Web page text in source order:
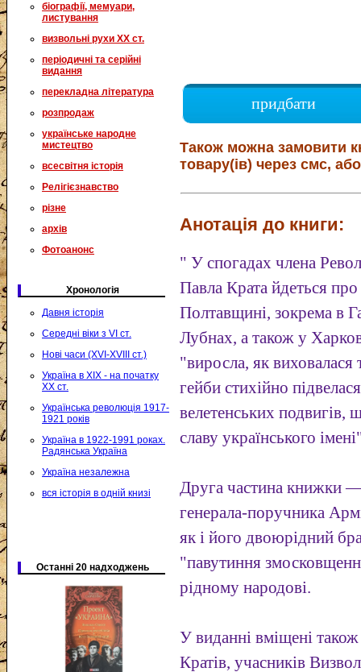
біографії, мемуари,
листування
визвольні рухи XX ст.
періодичні та серійні
видання
перекладна література
розпродаж
українське народне
мистецтво
всесвітня історія
Релігієзнавство
різне
архів
Фотоанонс
Хронологія
Давня історія
Середні віки з VI ст.
Нові часи (XVI-XVIII ст.)
Україна в XIX - на початку
XX ст.
Українська революція 1917-
1921 років
Україна в 1922-1991 роках.
Радянська Україна
Україна незалежна
вся історія в одній книзі
Останні 20 надходжень
придбати
Також можна замовити
товару(ів) через смс,
Анотація до книги:
" У спогадах члена
Павла Крата йдеться про
Полтавщині, зокрема в
Лубнах, а також у
"виросла, як виховалася
гейби стихійно
велетенських подвигів,
славу українського
Друга частина книжки —
генерала-поручника
як і його двоюрідний
"павутиння
рідному народові.
У виданні вміщені
Кратів, учасників